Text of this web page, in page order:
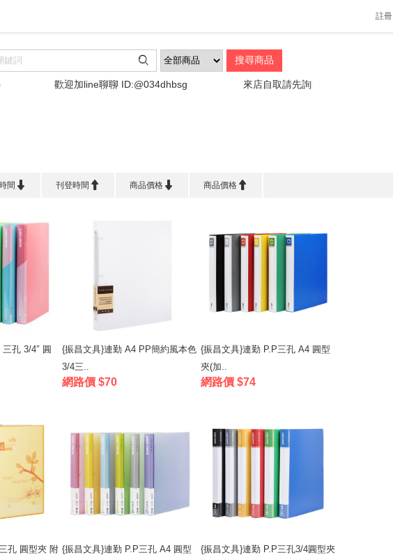
註冊

歡迎加line聊聊 ID:@034dhbsg 來店自取請先詢問喔
間  刊登時間  商品價格  商品價格 
孔 3/4″ 圓
{振昌文具}連勤 A4 PP簡約風本色
3/4三..
網路價 $70
{振昌文具}連勤 P.P三孔 A4 圓型
夾(加..
網路價 $74
孔 圓型夾 附 {振昌文具}連勤 P.P三孔 A4 圓型
{振昌文具}連勤 P.P三孔3/4圓型夾